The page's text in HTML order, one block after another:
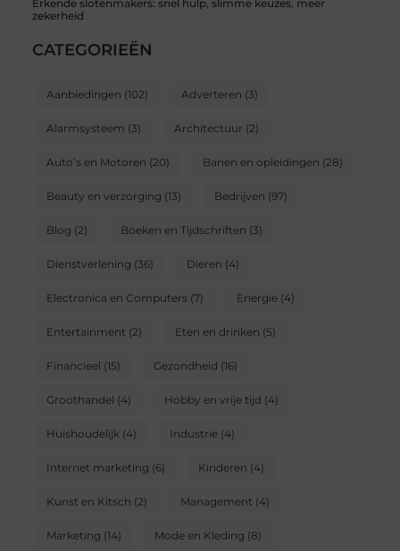
Erkende slotenmakers: snel hulp, slimme keuzes, meer
zekerheid
CATEGORIEËN
Aanbiedingen (102) Adverteren (3)
Alarmsysteem (3) Architectuur (2)
Auto’s en Motoren (20) Banen en opleidingen (28)
Beauty en verzorging (13) Bedrijven (97)
Blog (2) Boeken en Tijdschriften (3)
Dienstverlening (36) Dieren (4)
Electronica en Computers(7) Energie(4)
Entertainment (2) Eten en drinken (5)
Financieel (15) Gezondheid (16)
Groothandel (4) Hobby en vrije tijd (4)
Huishoudelijk (4) Industrie(4)
Internet marketing (6) Kinderen (4)
Kunst en Kitsch (2) Management (4)
Marketing (14) Mode en Kleding (8)